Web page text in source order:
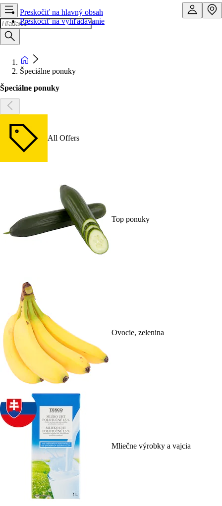
Preskočiť na hlavný obsah
Preskočiť na vyhľadávanie
Špeciálne ponuky
Špeciálne ponuky
All Offers
Top ponuky
Ovocie, zelenina
Mliečne výrobky a vajcia